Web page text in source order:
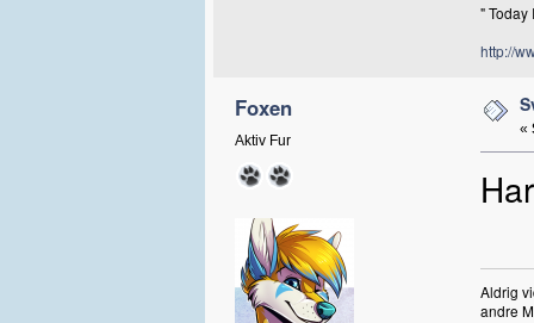
" Today
http://
Foxen
Aktiv Fur
«
Aldrig
andre